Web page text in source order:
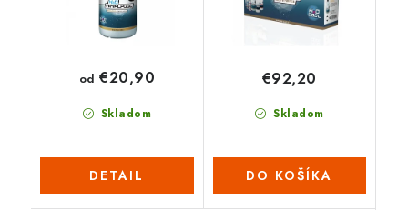
Skladom
od €20,90
DETAIL
Skladom
€92,20
DO KOŠÍKA